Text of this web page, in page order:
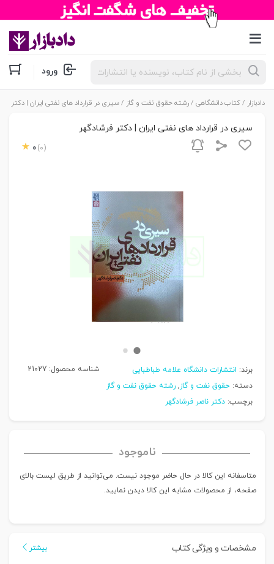
جستجوی
محصولات ورود
دادبازار /کتاب دانشگاهی /رشته حقوق نفت و گاز / سیری در قرارداد های نفتی ایران | دکتر
سیری در قرارداد های نفتی ایران | دکتر فرشادگهر
0 (0)
برند: انتشارات دانشگاه علامه طباطبایی شناسه محصول: 21027
دسته: حقوق نفت و گاز, رشته حقوق نفت و گاز
برچسب: دکتر ناصر فرشادگهر
ناموجود
متاسفانه این کالا در حال حاضر موجود نیست. می‌توانید از طریق لیست بالای
صفحه، از محصولات مشابه این کالا دیدن نمایید.
مشخصات و ویژگی کتاب بیشتر